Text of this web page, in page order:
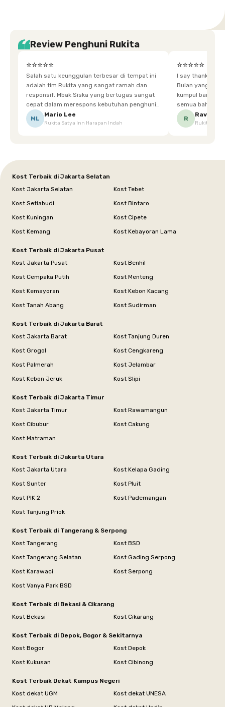
Review Penghuni Rukita
⭐⭐⭐⭐⭐
Salah satu keunggulan terbesar di tempat ini
adalah tim Rukita yang sangat ramah dan
responsif. Mbak Siska yang bertugas sangat
cepat dalam merespons kebutuhan penghuni.
Ketika saya meminta keset karena sempat
terpeleset, permintaan tersebut langsung
ML
Mario Lee
Rukita Satya Inn Harapan Indah
⭐⭐⭐⭐⭐
I say thankyou
Bulan yang super happy! banyak
kumpul bareng
semua bahagia
mgkn saran dari air aja & kebersihan lebih di
R
Ravena
Rukita
Kost Terbaik di Jakarta Selatan
Kost Jakarta Selatan
Kost Tebet
Kost Setiabudi
Kost Bintaro
Kost Kuningan
Kost Cipete
Kost Kemang
Kost Kebayoran Lama
Kost Terbaik di Jakarta Pusat
Kost Jakarta Pusat
Kost Benhil
Kost Cempaka Putih
Kost Menteng
Kost Kemayoran
Kost Kebon Kacang
Kost Tanah Abang
Kost Sudirman
Kost Terbaik di Jakarta Barat
Kost Jakarta Barat
Kost Tanjung Duren
Kost Grogol
Kost Cengkareng
Kost Palmerah
Kost Jelambar
Kost Kebon Jeruk
Kost Slipi
Kost Terbaik di Jakarta Timur
Kost Jakarta Timur
Kost Rawamangun
Kost Cibubur
Kost Cakung
Kost Matraman
Kost Terbaik di Jakarta Utara
Kost Jakarta Utara
Kost Kelapa Gading
Kost Sunter
Kost Pluit
Kost PIK 2
Kost Pademangan
Kost Tanjung Priok
Kost Terbaik di Tangerang & Serpong
Kost Tangerang
Kost BSD
Kost Tangerang Selatan
Kost Gading Serpong
Kost Karawaci
Kost Serpong
Kost Vanya Park BSD
Kost Terbaik di Bekasi & Cikarang
Kost Bekasi
Kost Cikarang
Kost Terbaik di Depok, Bogor & Sekitarnya
Kost Bogor
Kost Depok
Kost Kukusan
Kost Cibinong
Kost Terbaik Dekat Kampus Negeri
Kost dekat UGM
Kost dekat UNESA